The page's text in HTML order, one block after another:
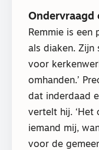
Ondervraagd
Remmie is een
als diaken. Zijn
voor
omhanden.’
dat inderdaad
vertelt hij. ‘Het
iemand mij,
voor de